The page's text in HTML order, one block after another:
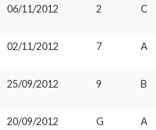
06/11/2012 2 C
02/11/2012 7 A
25/09/2012 9 B
20/09/2012 G A